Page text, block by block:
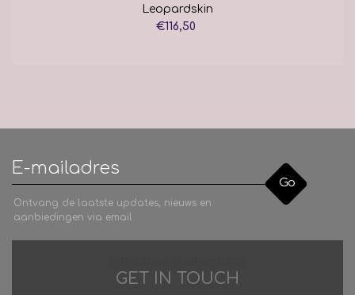
Leopardskin
€116,50
Go
Ontvang de laatste updates, nieuws en
aanbiedingen via email
GET IN TOUCH